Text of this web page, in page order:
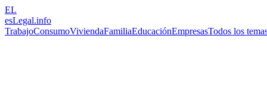
EL
esLegal.info
TrabajoConsumoViviendaFamiliaEducaciónEmpresasTodos los